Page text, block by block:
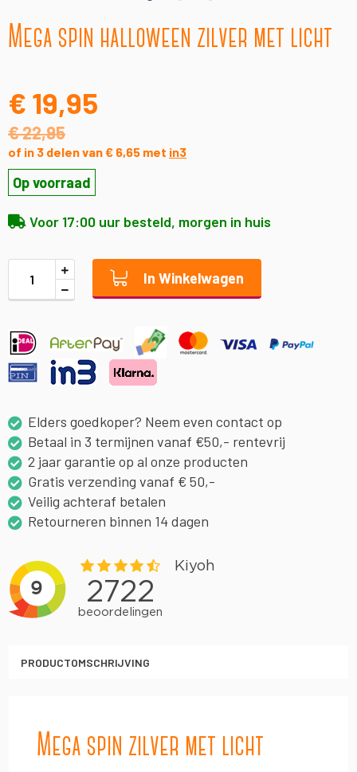
Mega spin halloween zilver met licht
€ 19,95
€ 22,95
of in 3 delen van € 6,65 met in3
Op voorraad
Voor 17:00 uur besteld, morgen in huis
In Winkelwagen
Elders goedkoper? Neem even contact op
Betaal in 3 termijnen vanaf €50,- rentevrij
2 jaar garantie op al onze producten
Gratis verzending vanaf € 50,-
Veilig achteraf betalen
Retourneren binnen 14 dagen
naar
het
de
afbeeldingen-
gallerij
PRODUCTOMSCHRIJVING
Mega spin zilver met licht